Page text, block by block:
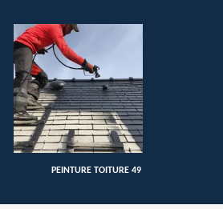
PEINTURE TOITURE 49